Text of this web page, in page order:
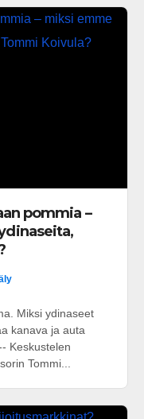
pommia –
Miksi ydinaseet
kanava ja auta
Keskustelen
Tommi...